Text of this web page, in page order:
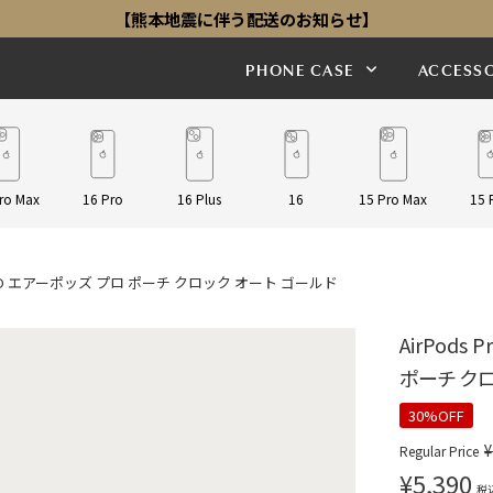
【熊本地震に伴う配送のお知らせ】
PHONE CASE
Max 16 Pro 16 Plus 16 15 Pro Max 15
エアーポッズ プロ ポーチ クロック オート ゴールド
AirPods
ポーチ ク
30%OFF
Regular Price ¥
¥5,390 税